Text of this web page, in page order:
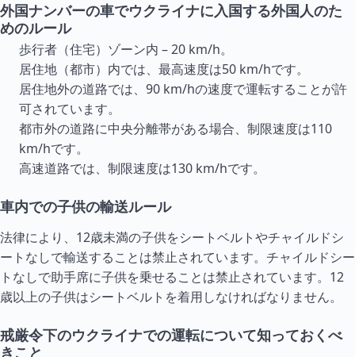
外国ナンバーの車でウクライナに入国する外国人のた
めのルール
歩行者（住宅）ゾーン内 – 20 km/h。
居住地（都市）内では、最高速度は50 km/hです。
居住地外の道路では、90 km/hの速度で運転することが許
可されています。
都市外の道路に中央分離帯がある場合、制限速度は110
km/hです。
高速道路では、制限速度は130 km/hです。
車内での子供の輸送ルール
法律により、12歳未満の子供をシートベルトやチャイルドシ
ートなしで輸送することは禁止されています。チャイルドシー
トなしで助手席に子供を乗せることは禁止されています。12
歳以上の子供はシートベルトを着用しなければなりません。
戒厳令下のウクライナでの運転について知っておくべ
きこと